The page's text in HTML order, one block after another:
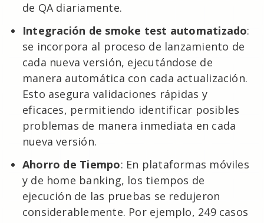
de QA diariamente.
Integración de smoke test automatizado:
se incorpora al proceso de lanzamiento de
cada nueva versión, ejecutándose de
manera automática con cada actualización.
Esto asegura validaciones rápidas y
eficaces, permitiendo identificar posibles
problemas de manera inmediata en cada
nueva versión.
Ahorro de Tiempo: En plataformas móviles
y de home banking, los tiempos de
ejecución de las pruebas se redujeron
considerablemente. Por ejemplo, 249 casos